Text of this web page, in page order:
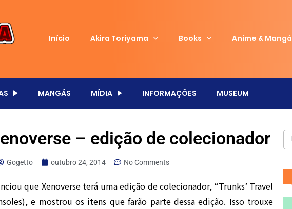
Início Akira Toriyama Books Anime & Mangá
MANGÁS MÍDIA INFORMAÇÕES MUSEUM
– edição de colecionador
Gogetto outubro 24, 2014 No Comments
que Xenoverse terá uma edição de colecionador, “Trunks’ Travel
e mostrou os itens que farão parte dessa edição. Isso trouxe